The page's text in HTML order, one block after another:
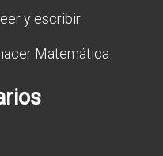
y escribir
Matemática